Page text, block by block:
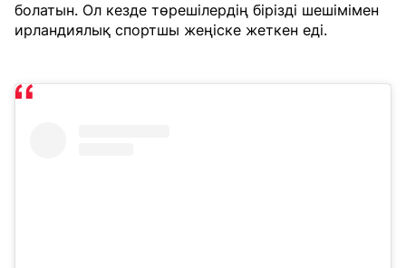
болатын. Ол кезде төрешілердің бірізді шешімімен
ирландиялық спортшы жеңіске жеткен еді.